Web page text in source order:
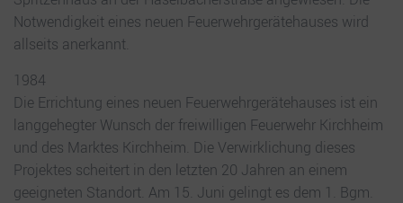
Notwendigkeit eines neuen Feuerwehrgerätehauses wird
allseits anerkannt.
1984
Die Errichtung eines neuen Feuerwehrgerätehauses ist ein
langgehegter Wunsch der freiwilligen Feuerwehr Kirchheim
und des Marktes Kirchheim. Die Verwirklichung dieses
Projektes scheitert in den letzten 20 Jahren an einem
geeigneten Standort. Am 15. Juni gelingt es dem 1. Bgm.